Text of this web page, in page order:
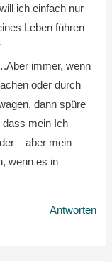
ich einfach nur
Leben führen
immer, wenn
oder durch
dann spüre
dass mein Ich
– aber mein
wenn es in
Antworten